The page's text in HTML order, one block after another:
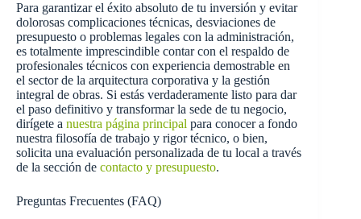
Para garantizar el éxito absoluto de tu inversión y evitar
dolorosas complicaciones técnicas, desviaciones de
presupuesto o problemas legales con la administración,
es totalmente imprescindible contar con el respaldo de
profesionales técnicos con experiencia demostrable en
el sector de la arquitectura corporativa y la gestión
integral de obras. Si estás verdaderamente listo para dar
el paso definitivo y transformar la sede de tu negocio,
dirígete a nuestra página principal para conocer a fondo
nuestra filosofía de trabajo y rigor técnico, o bien,
solicita una evaluación personalizada de tu local a través
de la sección de contacto y presupuesto.
Preguntas Frecuentes (FAQ)